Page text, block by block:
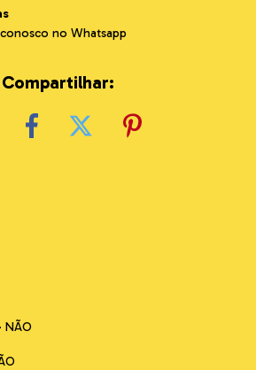
no Whatsapp
Compartilhar:
NÃO